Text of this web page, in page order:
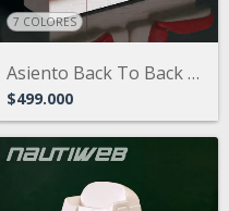
7 COLORES
Asiento Back To Back Náutico Modelo Euro...
$499.000